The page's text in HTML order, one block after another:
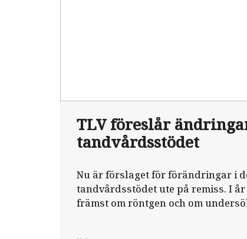
TLV föreslår
tandvårdsstödet
Nu är förslaget för förändringar i
tandvårdsstödet ute på remiss. I
främst om röntgen och om